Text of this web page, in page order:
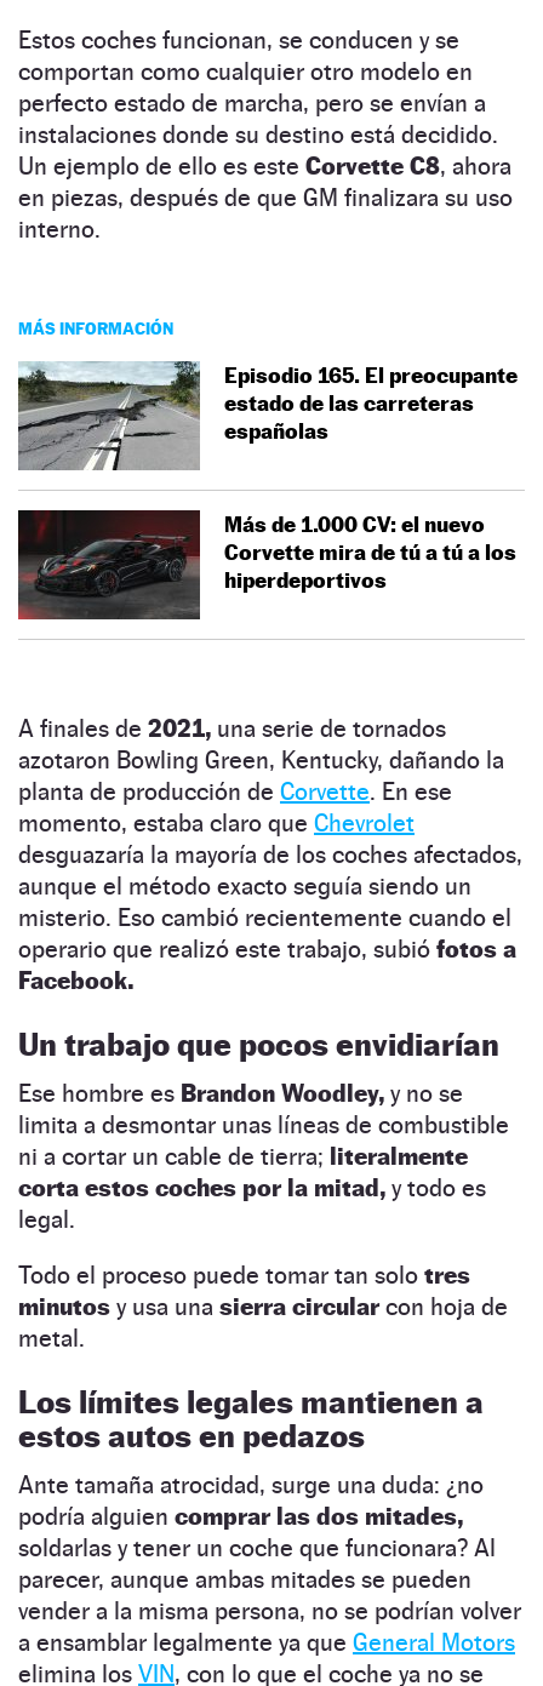
Estos coches funcionan, se conducen y se
comportan como cualquier otro modelo en
perfecto estado de marcha, pero se envían a
instalaciones donde su destino está decidido.
Un ejemplo de ello es este Corvette C8, ahora
en piezas, después de que GM finalizara su uso
interno.
MÁS INFORMACIÓN
Episodio 165. El preocupante
estado de las carreteras
españolas
Más de 1.000 CV: el nuevo
Corvette mira de tú a tú a los
hiperdeportivos
A finales de 2021, una serie de tornados
azotaron Bowling Green, Kentucky, dañando la
planta de producción de Corvette. En ese
momento, estaba claro que Chevrolet
desguazaría la mayoría de los coches afectados,
aunque el método exacto seguía siendo un
misterio. Eso cambió recientemente cuando el
operario que realizó este trabajo, subió fotos a
Facebook.
Un trabajo que pocos envidiarían
Ese hombre es Brandon Woodley, y no se
limita a desmontar unas líneas de combustible
ni a cortar un cable de tierra; literalmente
corta estos coches por la mitad, y todo es
legal.
Todo el proceso puede tomar tan solo tres
minutos y usa una sierra circularcon hoja de
metal.
Los límites legales mantienen a
estos autos en pedazos
Ante tamaña atrocidad, surge una duda: ¿no
podría alguien comprar las dos mitades,
soldarlas y tener un coche que funcionara? Al
parecer, aunque ambas mitades se pueden
vender a la misma persona, no se podrían volver
a ensamblar legalmente ya que General Motors
elimina los VIN, con lo que el coche ya no se